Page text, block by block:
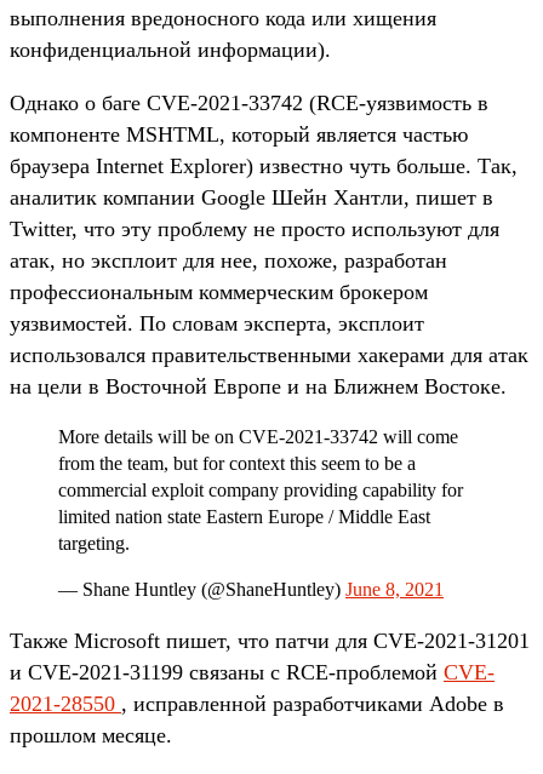
выполнения вредоносного кода или хищения
конфиденциальной информации).
Однако о баге CVE-2021-33742 (RCE-уязвимость в
компоненте MSHTML, который является частью
браузера Internet Explorer) известно чуть больше. Так,
аналитик компании Google Шейн Хантли, пишет в
Twitter, что эту проблему не просто используют для
атак, но эксплоит для нее, похоже, разработан
профессиональным коммерческим брокером
уязвимостей. По словам эксперта, эксплоит
использовался правительственными хакерами для атак
на цели в Восточной Европе и на Ближнем Востоке.
More details will be on CVE-2021-33742 will come
from the team, but for context this seem to be a
commercial exploit company providing capability for
limited nation state Eastern Europe / Middle East
targeting.
— Shane Huntley (@ShaneHuntley) June 8, 2021
Также Microsoft пишет, что патчи для CVE-2021-31201
и CVE-2021-31199 связаны с RCE-проблемой CVE-
2021-28550 , исправленной разработчиками Adobe в
прошлом месяце.